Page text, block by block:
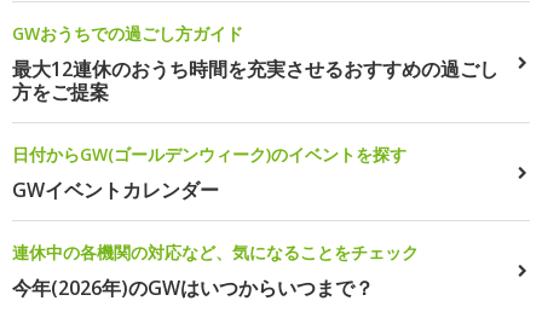
GWおうちでの過ごし方ガイド
最大12連休のおうち時間を充実させるおすすめの過ごし
方をご提案
日付からGW(ゴールデンウィーク)のイベントを探す
GWイベントカレンダー
連休中の各機関の対応など、気になることをチェック
今年(2026年)のGWはいつからいつまで？